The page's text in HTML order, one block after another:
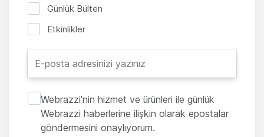
Günlük Bülten
Etkinlikler
Webrazzi'nin hizmet ve ürünleri ile günlük
Webrazzi haberlerine ilişkin olarak epostalar
göndermesini onaylıyorum.